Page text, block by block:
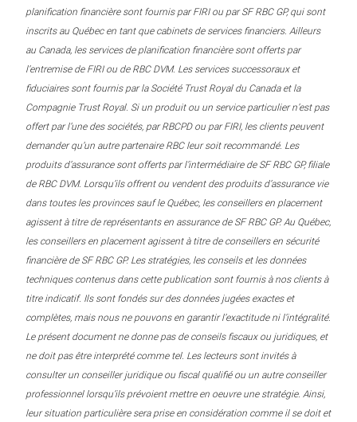
planification financière sont fournis par FIRI ou par SF RBC GP, qui sont
inscrits au Québec en tant que cabinets de services financiers. Ailleurs
au Canada, les services de planification financière sont offerts par
l’entremise de FIRI ou de RBC DVM. Les services successoraux et
fiduciaires sont fournis par la Société Trust Royal du Canada et la
Compagnie Trust Royal. Si un produit ou un service particulier n’est pas
offert par l’une des sociétés, par RBCPD ou par FIRI, les clients peuvent
demander qu’un autre partenaire RBC leur soit recommandé. Les
produits d’assurance sont offerts par l’intermédiaire de SF RBC GP, filiale
de RBC DVM. Lorsqu’ils offrent ou vendent des produits d’assurance vie
dans toutes les provinces sauf le Québec, les conseillers en placement
agissent à titre de représentants en assurance de SF RBC GP. Au Québec,
les conseillers en placement agissent à titre de conseillers en sécurité
financière de SF RBC GP. Les stratégies, les conseils et les données
techniques contenus dans cette publication sont fournis à nos clients à
titre indicatif. Ils sont fondés sur des données jugées exactes et
complètes, mais nous ne pouvons en garantir l’exactitude ni l’intégralité.
Le présent document ne donne pas de conseils fiscaux ou juridiques, et
ne doit pas être interprété comme tel. Les lecteurs sont invités à
consulter un conseiller juridique ou fiscal qualifié ou un autre conseiller
professionnel lorsqu’ils prévoient mettre en oeuvre une stratégie. Ainsi,
leur situation particulière sera prise en considération comme il se doit et